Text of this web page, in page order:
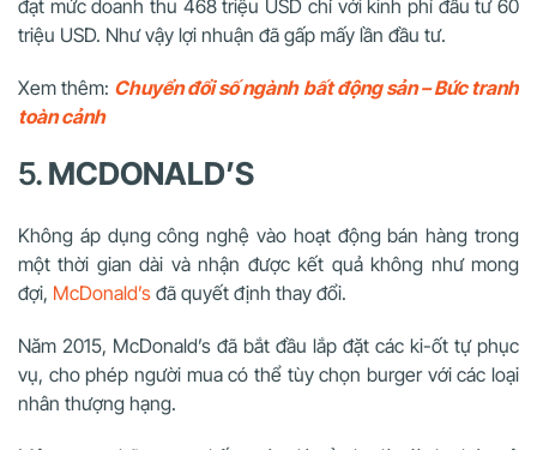
đạt mức doanh thu 468 triệu USD chỉ với kinh phí đầu tư 60
triệu USD. Như vậy lợi nhuận đã gấp mấy lần đầu tư.
Xem thêm: Chuyển đổi số ngành bất động sản – Bức tranh
toàn cảnh
5.MCDONALD’S
Không áp dụng công nghệ vào hoạt động bán hàng trong
một thời gian dài và nhận được kết quả không như mong
đợi, McDonald’s đã quyết định thay đổi.
Năm 2015, McDonald’s đã bắt đầu lắp đặt các ki-ốt tự phục
vụ, cho phép người mua có thể tùy chọn burger với các loại
nhân thượng hạng.